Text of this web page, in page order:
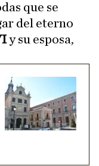
que se
del eterno
y su esposa,